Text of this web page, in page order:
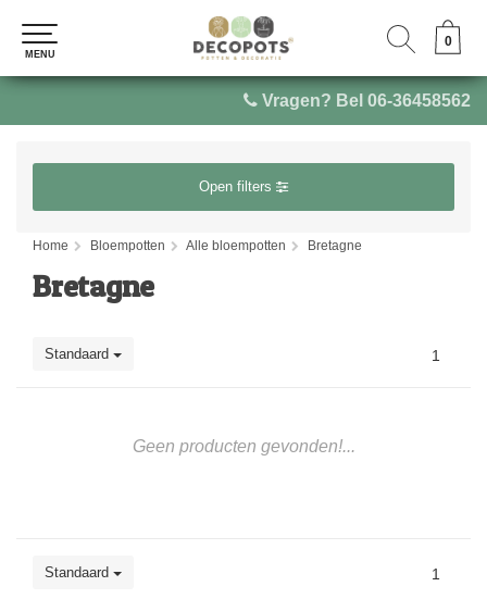
Vragen? Bel 06-36458562
0
MENU
0
MENU
Open filters
Home Bloempotten Alle bloempotten Bretagne
Bretagne
Standaard 1
Geen producten gevonden!...
Standaard 1